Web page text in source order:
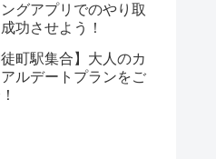
グアプリでのやり取
功させよう！
徒町駅集合】大人のカ
ルデートプランをご